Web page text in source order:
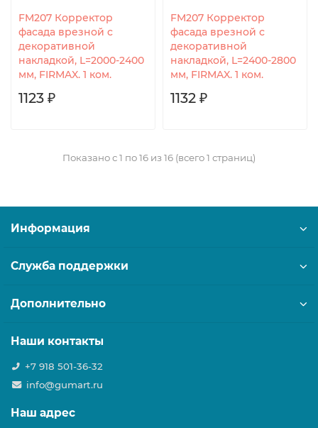
FM207 Корректор
фасада врезной c
декоративной
накладкой, L=2000-2400
мм, FIRMAX. 1 ком.
1123 ₽
FM207 Корректор
фасада врезной c
декоративной
накладкой, L=2400-2800
мм, FIRMAX. 1 ком.
1132 ₽
Показано с 1 по 16 из 16 (всего 1 страниц)
Информация
Служба поддержки
Дополнительно
Наши контакты
+7 918 501-36-32
info@gumart.ru
Наш адрес